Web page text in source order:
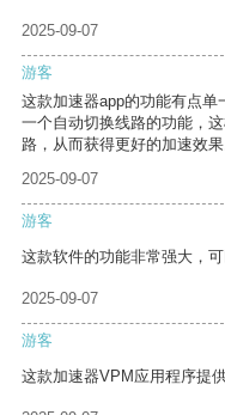
2025-09-07
游客
这款加速器app的功能有点
一个自动切换线路的功能，
路，从而获得更好的加速效果
2025-09-07
游客
这款软件的功能非常强大，
2025-09-07
游客
这款加速器VPM应用程序提